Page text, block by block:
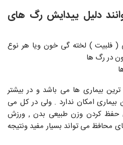
دلیل ییدایش رگ های
( فلبیت ) لخته گی خون ویا هر نوع
در رگ ها
بیماری ها می باشد و در بیشتر
امکان ندارد . ولی در کل می
حفظ کردن وزن طبیعی بدن , ورزش
محافظ می تواند بسیار مفید ونتیجه